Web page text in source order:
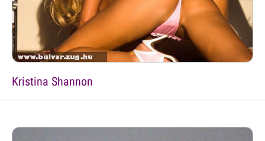
Kristina Shannon